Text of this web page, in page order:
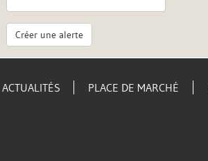
Créer une alerte
ACTUALITÉS PLACE DE MARCHÉ